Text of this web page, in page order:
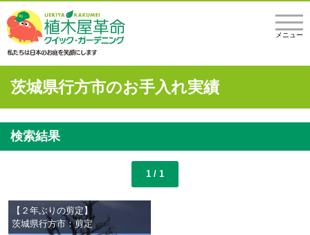
メニュー
茨城県行方市のお手入れ実績
検索結果
1 / 1
【２年ぶりの剪定】
茨城県行方市：剪定